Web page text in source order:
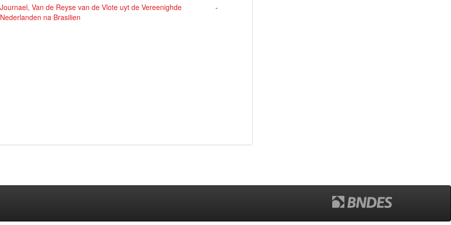
Journael, Van de Reyse van de Vlote uyt de Vereenighde
Nederlanden na Brasilien
-